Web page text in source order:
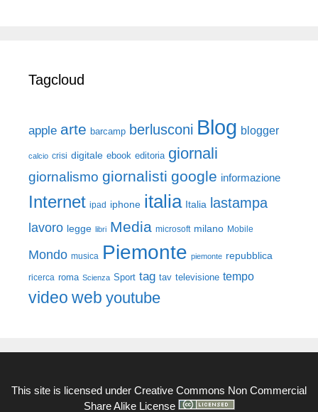
Tagcloud
apple arte barcamp berlusconi Blog blogger
calcio crisi digitale ebook editoria giornali
giornalismo giornalisti google informazione
Internet ipad iphone italia Italia lastampa
lavoro legge libri Media microsoft milano Mobile
Mondo musica Piemonte piemonte repubblica
ricerca roma Scienza Sport tag tav televisione tempo
video web youtube
This site is licensed under Creative Commons Non Commercial
Share Alike License